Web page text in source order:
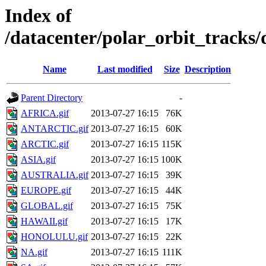
Index of
/datacenter/polar_orbit_tracks/
Name Last modified Size Description
Parent Directory
-
AFRICA.gif
2013-07-27 16:15
76K
ANTARCTIC.gif 2013-07-27 16:15
60K
ARCTIC.gif
2013-07-27 16:15 115K
ASIA.gif
2013-07-27 16:15 100K
AUSTRALIA.gif 2013-07-27 16:15
39K
EUROPE.gif
2013-07-27 16:15
44K
GLOBAL.gif
2013-07-27 16:15
75K
HAWAII.gif
2013-07-27 16:15
17K
HONOLULU.gif 2013-07-27 16:15
22K
NA.gif
2013-07-27 16:15 111K